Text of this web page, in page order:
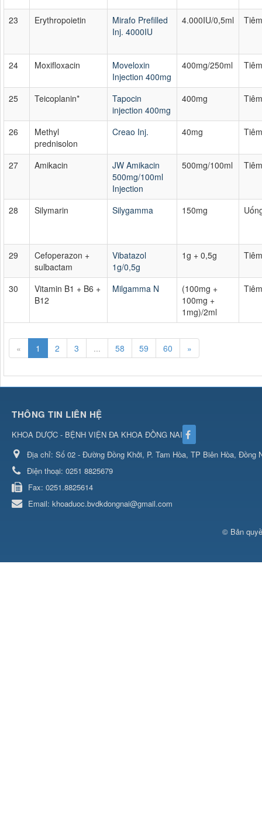
« 1 2 3 ... 58 59 60 »
23 Erythropoietin
Mirafo Prefilled
Inj. 4000IU
4.000IU/0,5ml Tiêm
24 Moxifloxacin
Moveloxin
Injection 400mg
400mg/250ml Tiêm
25 Teicoplanin*
Tapocin
injection 400mg
400mg Tiêm
26
Methyl
prednisolon
Creao Inj. 40mg Tiêm
27 Amikacin
JW Amikacin
500mg/100ml
Injection
500mg/100ml Tiêm
28 Silymarin Silygamma 150mg
29
Cefoperazon +
sulbactam
Vibatazol
1g/0,5g
1g + 0,5g Tiêm
30
Vitamin B1 + B6 +
B12
Milgamma N
(100mg +
100mg +
1mg)/2ml
Tiêm
THÔNG TIN LIÊN HỆ
KHOA DƯỢC - BỆNH VIỆN ĐA KHOA ĐỒNG NAI
Địa chỉ: Số 02 - Đường Đồng Khởi, P. Tam Hòa, TP Biên Hòa, Đồng
Điện thoại: 0251 8825679
Fax: 0251.8825614
Email: khoaduoc.bvdkdongnai@gmail.com
© Bản